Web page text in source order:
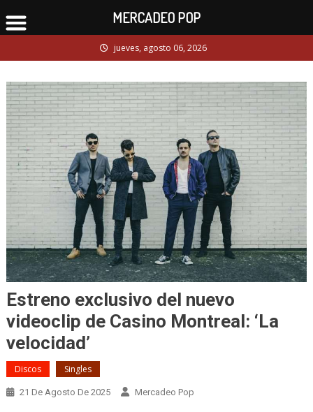
to
jueves, agosto 06, 2026
Estreno exclusivo del nuevo
videoclip de Casino Montreal: ‘La
velocidad’
Discos Singles
21 De Agosto De 2025 Mercadeo Pop
MERCADEO POP